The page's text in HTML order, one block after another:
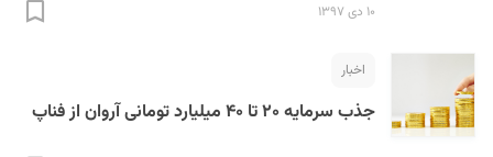
۱۰ دی ۱۳۹۷
اخبار
جذب سرمایه ۲۰ تا ۴۰ میلیارد تومانی آروان از فناپ